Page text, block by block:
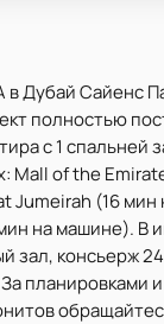
в Дубай Сайенс
полностью
с 1 спальней
Mall of the
Jumeirah (16
на машине). В
зал, консьерж
планировками